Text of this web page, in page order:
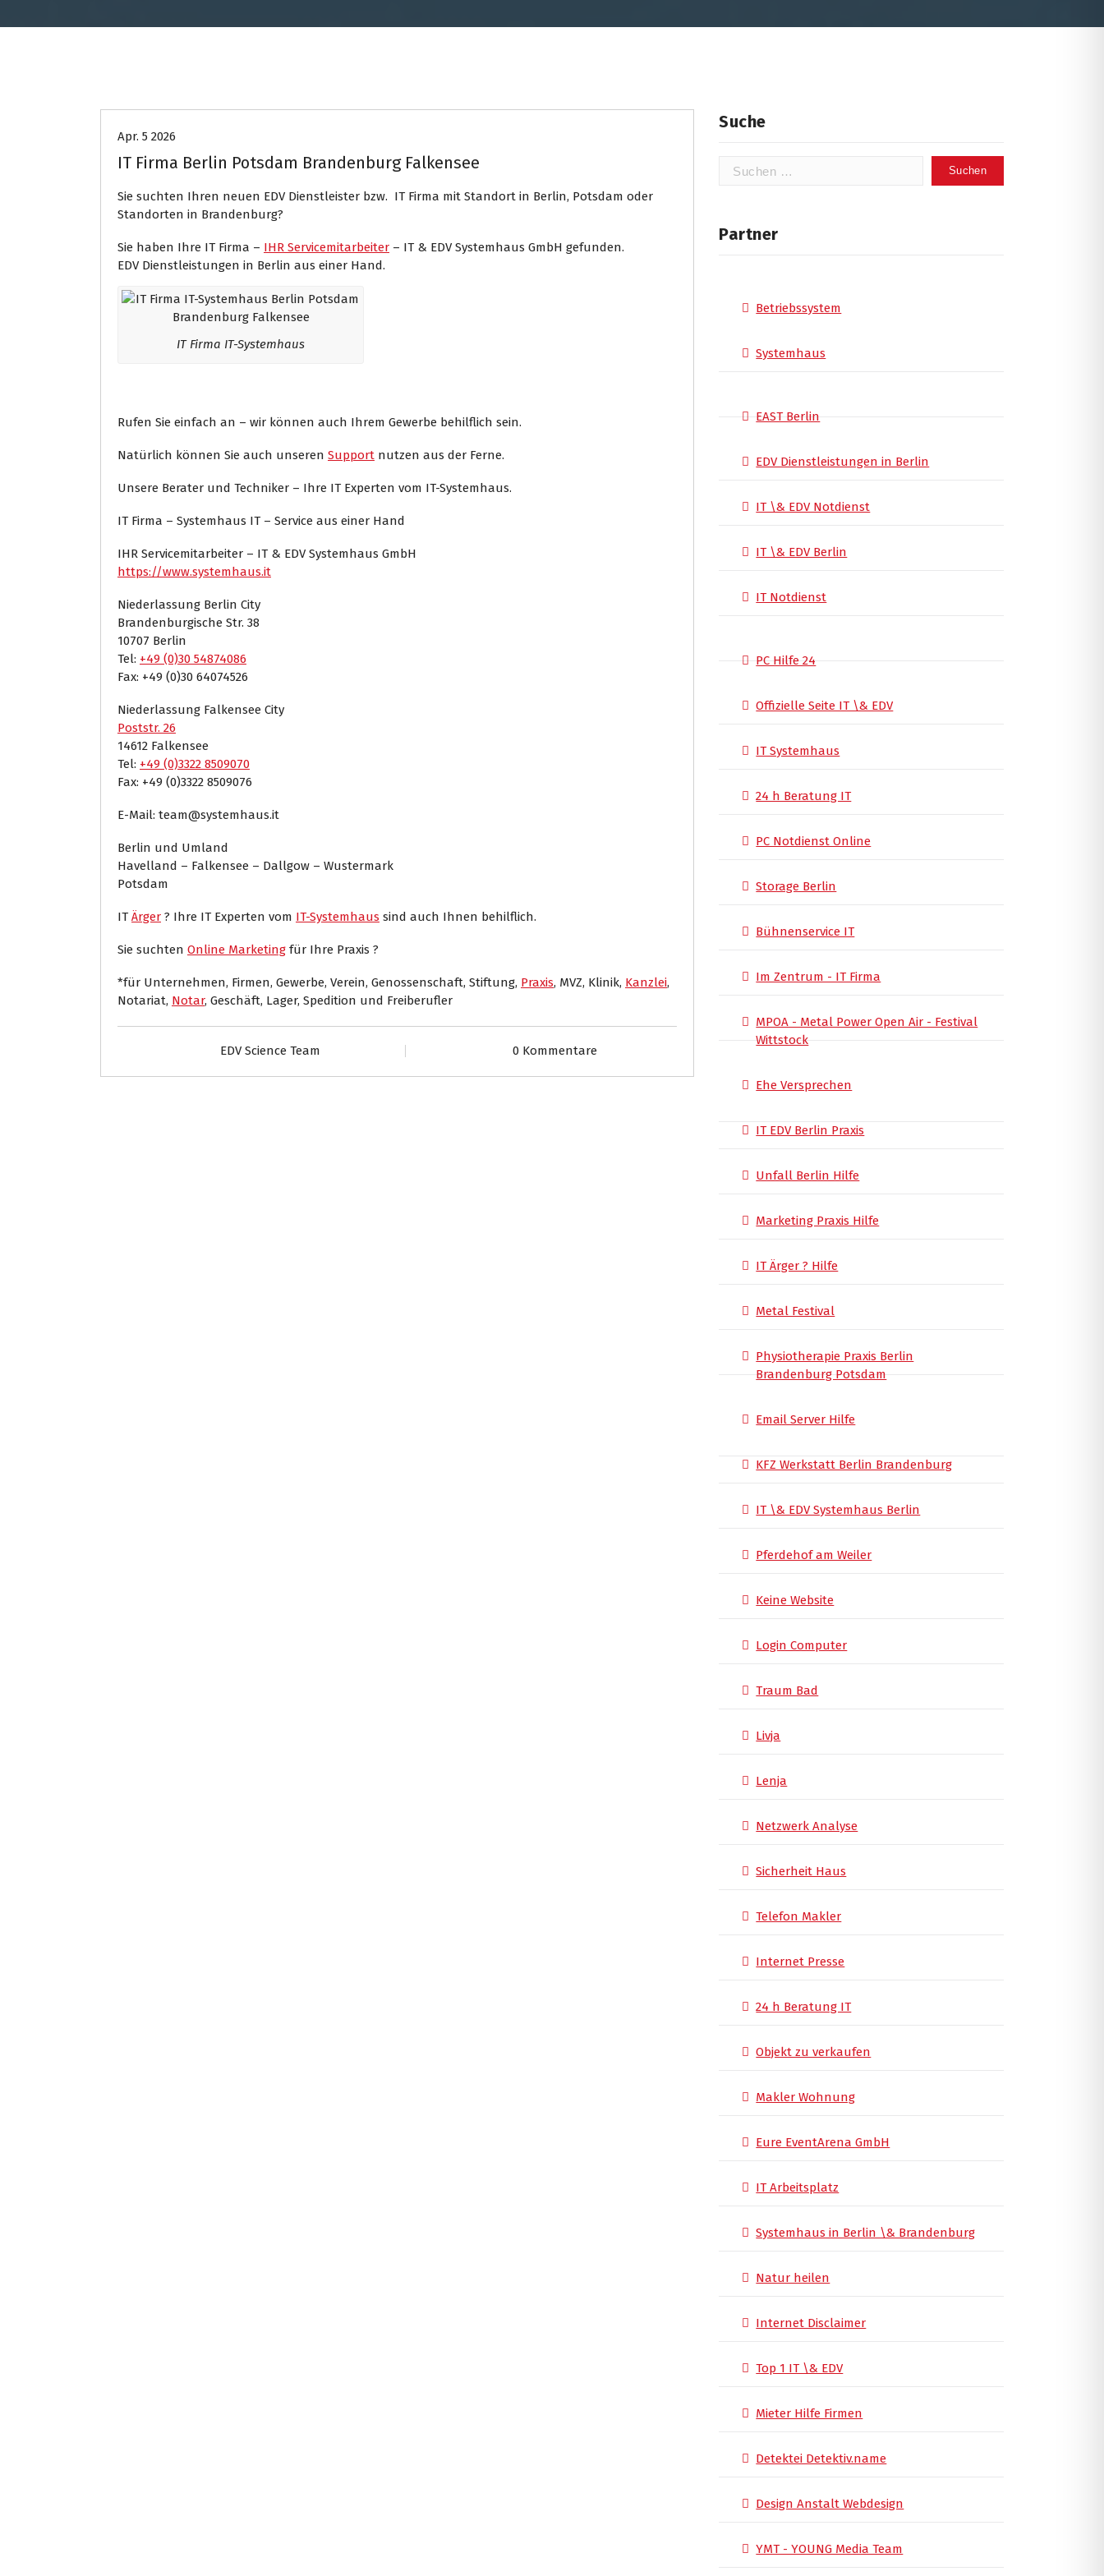
Apr. 5 2026
IT Firma Berlin Potsdam Brandenburg Falkensee
Sie suchten Ihren neuen EDV Dienstleister bzw. IT Firma mit Standort in Berlin, Potsdam oder
Standorten in Brandenburg?
Sie haben Ihre IT Firma – IHR Servicemitarbeiter – IT & EDV Systemhaus GmbH gefunden.
EDV Dienstleistungen in Berlin aus einer Hand.
IT Firma IT-Systemhaus
Rufen Sie einfach an – wir können auch Ihrem Gewerbe behilflich sein.
Natürlich können Sie auch unseren Support nutzen aus der Ferne.
Unsere Berater und Techniker – Ihre IT Experten vom IT-Systemhaus.
IT Firma – Systemhaus IT – Service aus einer Hand
IHR Servicemitarbeiter – IT & EDV Systemhaus GmbH
https://www.systemhaus.it
Niederlassung Berlin City
Brandenburgische Str. 38
10707 Berlin
Tel: +49 (0)30 54874086
Fax: +49 (0)30 64074526
Niederlassung Falkensee City
Poststr. 26
14612 Falkensee
Tel: +49 (0)3322 8509070
Fax: +49 (0)3322 8509076
E-Mail: team@systemhaus.it
Berlin und Umland
Havelland – Falkensee – Dallgow – Wustermark
Potsdam
IT Ärger ? Ihre IT Experten vom IT-Systemhaus sind auch Ihnen behilflich.
Sie suchten Online Marketing für Ihre Praxis ?
*für Unternehmen, Firmen, Gewerbe, Verein, Genossenschaft, Stiftung, Praxis, MVZ, Klinik, Kanzlei,
Notariat, Notar, Geschäft, Lager, Spedition und Freiberufler
EDV Science Team 0 Kommentare
Suche
Suchen
Partner
Betriebssystem
Systemhaus
EAST Berlin
EDV Dienstleistungen in Berlin
IT \& EDV Notdienst
IT \& EDV Berlin
IT Notdienst
PC Hilfe 24
Offizielle Seite IT \& EDV
IT Systemhaus
24 h Beratung IT
PC Notdienst Online
Storage Berlin
Bühnenservice IT
Im Zentrum - IT Firma
MPOA - Metal Power Open Air - Festival
Wittstock
Ehe Versprechen
IT EDV Berlin Praxis
Unfall Berlin Hilfe
Marketing Praxis Hilfe
IT Ärger ? Hilfe
Metal Festival
Physiotherapie Praxis Berlin
Brandenburg Potsdam
Email Server Hilfe
KFZ Werkstatt Berlin Brandenburg
IT \& EDV Systemhaus Berlin
Pferdehof am Weiler
Keine Website
Login Computer
Traum Bad
Livja
Lenja
Netzwerk Analyse
Sicherheit Haus
Telefon Makler
Internet Presse
24 h Beratung IT
Objekt zu verkaufen
Makler Wohnung
Eure EventArena GmbH
IT Arbeitsplatz
Systemhaus in Berlin \& Brandenburg
Natur heilen
Internet Disclaimer
Top 1 IT \& EDV
Mieter Hilfe Firmen
Detektei Detektiv.name
Design Anstalt Webdesign
YMT - YOUNG Media Team